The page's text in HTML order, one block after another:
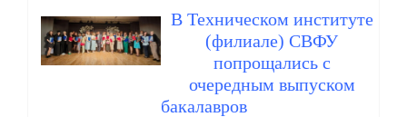
В Техническом институте
(филиале) СВФУ
попрощались с
очередным выпуском
бакалавров